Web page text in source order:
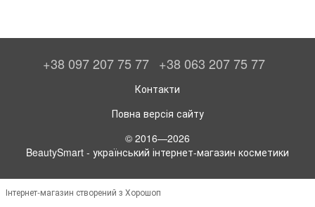
+38 097 207 75 77 +38 063 207 75 77
Контакти
Повна версія сайту
© 2016—2026
BeautySmart - український інтернет-магазин косметики
Інтернет-магазин створений з Хорошоп